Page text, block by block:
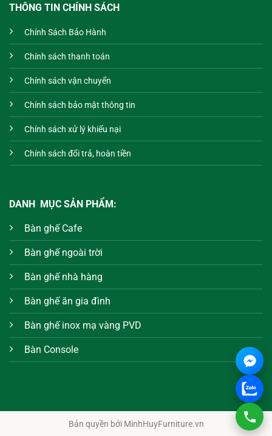
THÔNG TIN CHÍNH SÁCH
Chính Sách Bảo Hành
Chính sách thanh toán
Chính sách vận chuyển
Chính sách bảo mật thông tin
Chính sách xử lý khiếu nại
Chính sách đổi trả, hoàn tiền
DANH MỤC SẢN PHẨM:
Bàn ghế Cafe
Bàn ghế ngoài trời
Bàn ghế nhà hàng
Bàn ghế ăn gia đình
Bàn ghế inox mạ vàng PVD
Bàn Console
Bản quyền bởi MinhHuyFurniture.vn